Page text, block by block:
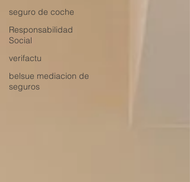
seguro de coche
Responsabilidad
Social
verifactu
belsue mediacion de
seguros